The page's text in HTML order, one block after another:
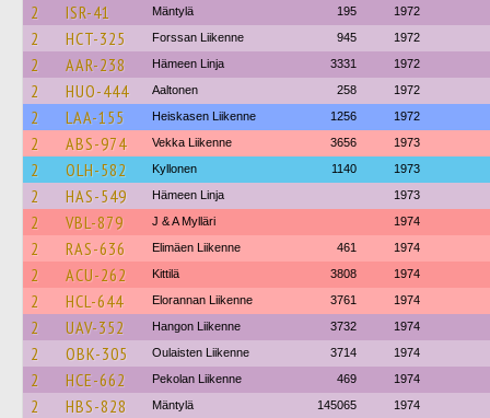
2 ISR-41 Mäntylä 195 1972
2 HCT-325 Forssan Liikenne 945 1972
2 AAR-238 Hämeen Linja 3331 1972
2 HUO-444 Aaltonen 258 1972
2 LAA-155 Heiskasen Liikenne 1256 1972
2 ABS-974 Vekka Liikenne 3656 1973
2 OLH-582 Kyllonen 1140 1973
2 HAS-549 Hämeen Linja 1973
2 VBL-879 J & A Mylläri 1974
2 RAS-636 Elimäen Liikenne 461 1974
2 ACU-262 Kittilä 3808 1974
2 HCL-644 Elorannan Liikenne 3761 1974
2 UAV-352 Hangon Liikenne 3732 1974
2 OBK-305 Oulaisten Liikenne 3714 1974
2 HCE-662 Pekolan Liikenne 469 1974
2 HBS-828 Mäntylä 145065 1974